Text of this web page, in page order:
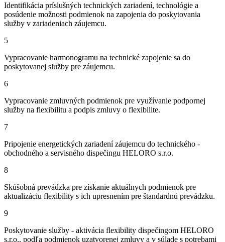
Identifikácia príslušných technických zariadení, technológie a
posúdenie možnosti podmienok na zapojenia do poskytovania
služby v zariadeniach záujemcu.
5
Vypracovanie harmonogramu na technické zapojenie sa do
poskytovanej služby pre záujemcu.
6
Vypracovanie zmluvných podmienok pre využívanie podpornej
služby na flexibilitu a podpis zmluvy o flexibilite.
7
Pripojenie energetických zariadení záujemcu do technického -
obchodného a servisného dispečingu HELORO s.r.o.
8
Skúšobná prevádzka pre získanie aktuálnych podmienok pre
aktualizáciu flexibility s ich upresnením pre štandardnú prevádzku.
9
Poskytovanie služby - aktivácia flexibility dispečingom HELORO
s.r.o., podľa podmienok uzatvorenej zmluvy a v súlade s potrebami